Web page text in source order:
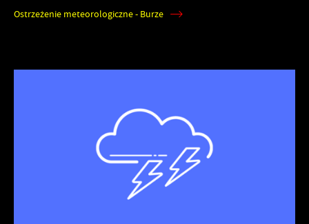
Ostrzeżenie meteorologiczne - Burze